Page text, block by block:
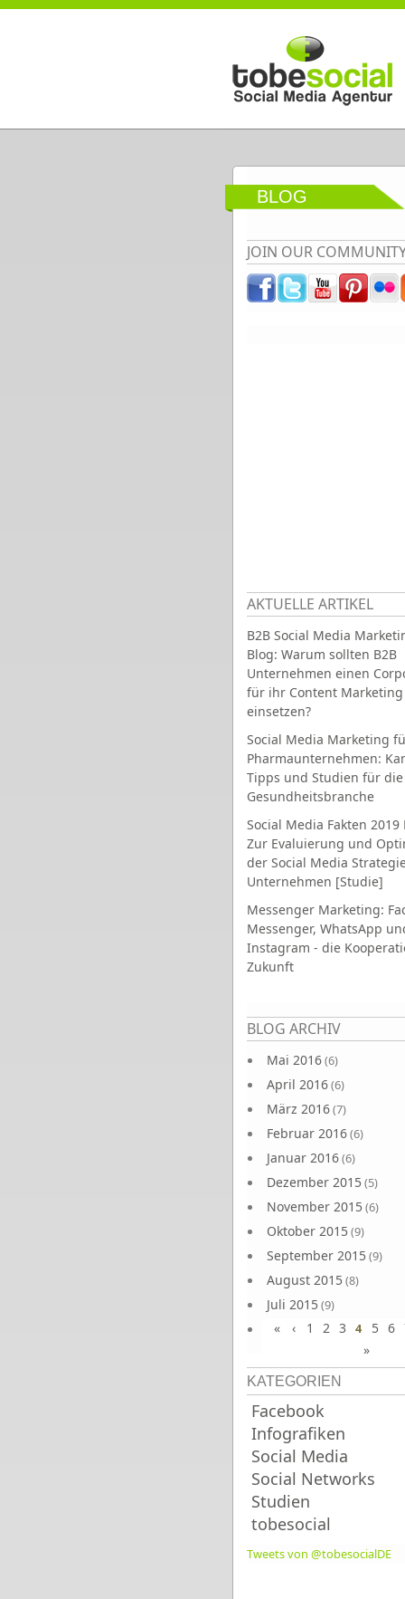
Direkt zum Inhalt
BLOG
JOIN OUR
AKTUELLE ARTIKEL
B2B Social Media
Blog: Warum sollten B2B
Unternehmen einen
für ihr Content Marketing
einsetzen?
Social Media Marketing
Pharmaunternehmen:
Tipps und Studien für die
Gesundheitsbranche
Social Media Fakten 2019
Zur Evaluierung und
der Social Media
Unternehmen [Studie]
Messenger Marketing:
Messenger, WhatsApp
Instagram - die
Zukunft
BLOG ARCHIV
Mai 2016(6)
April 2016(6)
März 2016(7)
Februar 2016(6)
Januar 2016(6)
Dezember 2015(5)
November 2015(6)
Oktober 2015(9)
September 2015(9)
August 2015(8)
Juli 2015(9)
Juni 2015(9)
Seiten
« ‹ 1 2 3 4 5 6
»
KATEGORIEN
Facebook
Infografiken
Social Media
Social Networks
Studien
tobesocial
Tweets von @tobesocialDE